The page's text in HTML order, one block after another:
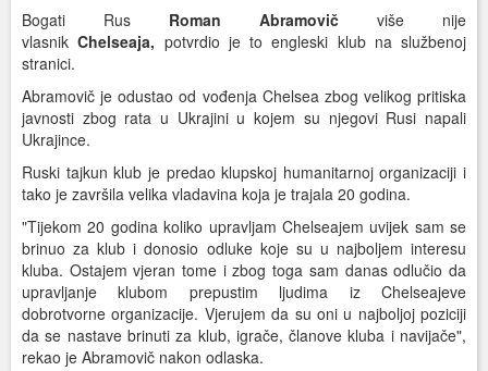
Bogati Rus Roman Abramovič više nije
vlasnikChelseaja, potvrdio je to engleski klub na službenoj
stranici.
Abramovič je odustao od vođenja Chelsea zbog velikog pritiska
javnosti zbog rata u Ukrajini u kojem su njegovi Rusi napali
Ukrajince.
Ruski tajkun klub je predao klupskoj humanitarnoj organizaciji i
tako je završila velika vladavina koja je trajala 20 godina.
"Tijekom 20 godina koliko upravljam Chelseajem uvijek sam se
brinuo za klub i donosio odluke koje su u najboljem interesu
kluba. Ostajem vjeran tome i zbog toga sam danas odlučio da
upravljanje klubom prepustim ljudima iz Chelseajeve
dobrotvorne organizacije. Vjerujem da su oni u najboljoj poziciji
da se nastave brinuti za klub, igrače, članove kluba i navijače",
rekao je Abramovič nakon odlaska.